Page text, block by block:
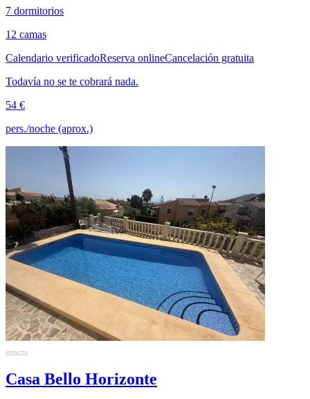
7 dormitorios
12 camas
Calendario verificadoReserva onlineCancelación gratuita
Todavía no se te cobrará nada.
54 €
pers./noche (aprox.)
Casa Bello Horizonte